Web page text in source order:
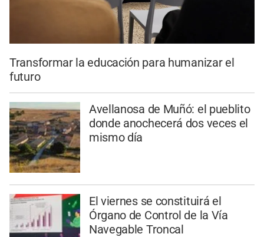
Transformar la educación para humanizar el
futuro
Avellanosa de Muñó: el pueblito
donde anochecerá dos veces el
mismo día
El viernes se constituirá el
Órgano de Control de la Vía
Navegable Troncal